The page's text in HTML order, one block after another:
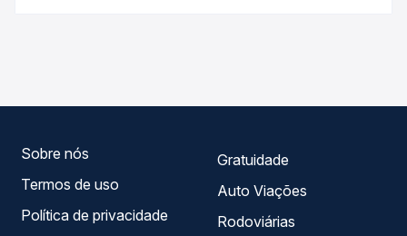
Sobre nós
Termos de uso
Política de privacidade
Gratuidade
Auto Viações
Rodoviárias